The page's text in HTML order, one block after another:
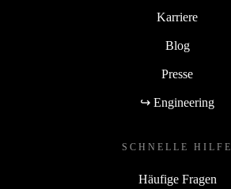
Karriere
Blog
Presse
↪ Engineering
SCHNELLE HILFE
Häufige Fragen